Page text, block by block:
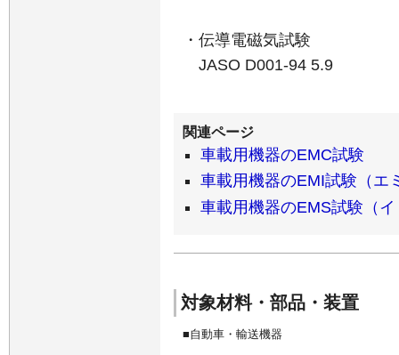
・伝導電磁気試験
JASO D001-94 5.9
対象材料・部品・装置
自動車・輸送機器
車載用機器のEMC試験
車載用機器のEMI試験（エ
車載用機器のEMS試験（